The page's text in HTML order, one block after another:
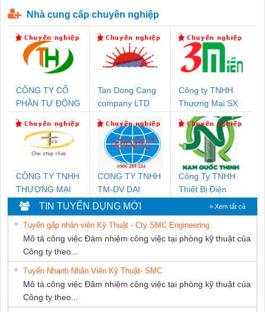
Nhà cung cấp chuyên nghiệp
CÔNG TY CỔ
PHẦN TỰ ĐỘNG
Tan Dong Cang
company LTD
Công ty TNHH
Thương Mại SX
Ba Miền
CÔNG TY TNHH
THƯƠNG MẠI
THIÊN ÂN VIỆT
NAM
CONG TY TNHH
TM-DV DAI
DONG THANH
Công Ty TNHH
Thiết Bị Điện
Nam Quốc Thịnh
TIN TUYỂN DỤNG MỚI » Xem tất cả
Tuyển gấp nhân viên Kỹ Thuật - Cty SMC Engineering
Mô tả công việc Đảm nhiệm công việc tại phòng kỹ thuật của
Công ty theo...
Tuyển Nhanh Nhân Viên Kỹ Thuật- SMC
Mô tả công việc Đảm nhiệm công việc tại phòng kỹ thuật của
Công ty theo...